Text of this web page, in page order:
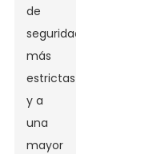
de
seguridad
más
estrictas
y a
una
mayor